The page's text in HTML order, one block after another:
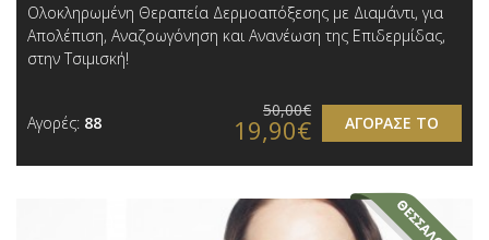
Ολοκληρωμένη Θεραπεία Δερμοαπόξεσης με Διαμάντι, για
Απολέπιση, Αναζοωγόνηση και Ανανέωση της Επιδερμίδας,
στην Τσιμισκή!
Αγορές: 88 ΑΓΟΡΑΣΕ ΤΟ
50,00€
19,90€